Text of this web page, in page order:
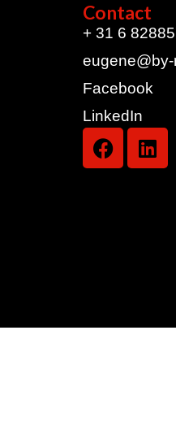
Contact
+ 31 6
eugene@by-
Facebook
LinkedIn